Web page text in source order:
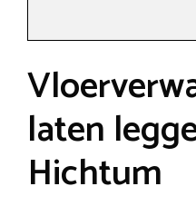
laten
Hichtum